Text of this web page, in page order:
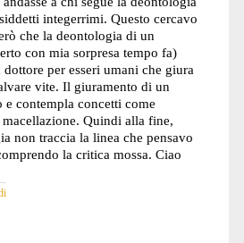
integerrimi. Questo cercavo
che la deontologia di un
con mia sorpresa tempo fa)
dottore per esseri umani che giura
vite. Il giuramento di un
contempla concetti come
Quindi alla fine,
non traccia la linea che pensavo
la critica mossa. Ciao